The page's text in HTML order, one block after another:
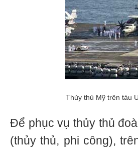
Thủy thủ Mỹ trên tàu
Để phục vụ thủy thủ
(thủy thủ, phi công),